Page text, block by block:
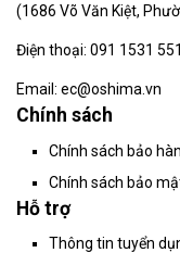
(1686 Võ Văn Kiệt,
Điện thoại: 091 1531
Email: ec@oshima.vn
Chính sách
Chính sách bảo
Chính sách bảo
Hỗ trợ
Thông tin tuyển